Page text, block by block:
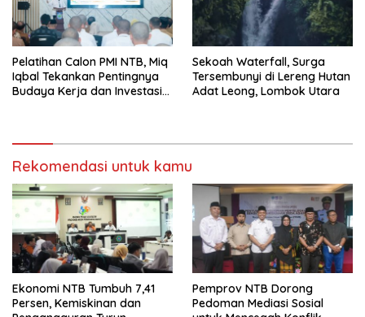
Pelatihan Calon PMI NTB, Miq
Iqbal Tekankan Pentingnya
Budaya Kerja dan Investasi
Sekoah Waterfall, Surga
Tersembunyi di Lereng Hutan
Adat Leong, Lombok Utara
Rekomendasi untuk kamu
Ekonomi NTB Tumbuh 7,41
Persen, Kemiskinan dan
Pemprov NTB Dorong
Pedoman Mediasi Sosial